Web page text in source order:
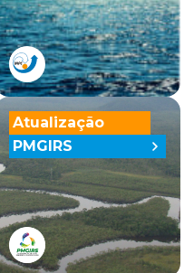
Atualização
PMGIRS